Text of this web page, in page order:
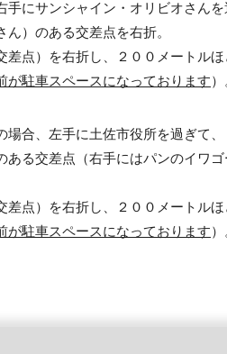
手にサンシャイン・オリビオさんを
）のある交差点を右折。
点）を右折し、２００メートルほ
が駐車スペースになっております）
合、左手に土佐市役所を過ぎて、
る交差点（右手にはパンのイワゴ
点）を右折し、２００メートルほ
が駐車スペースになっております）